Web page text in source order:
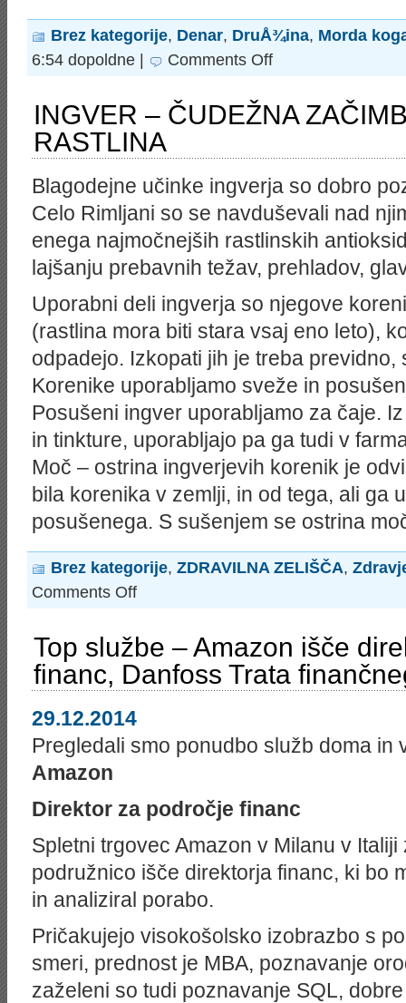
Brez kategorije, Denar, DruÅ¾ina, Morda
6:54 dopoldne |
Comments Offon
ljudi
z
INGVER – ČUDEŽNA
RASTLINA
Blagodejne učinke ingverja so dobro
Celo Rimljani so se navduševali nad
enega najmočnejših rastlinskih
lajšanju prebavnih težav, prehladov,
Uporabni deli ingverja so njegove
(rastlina mora biti stara vsaj eno leto),
odpadejo. Izkopati jih je treba previdno,
Korenike uporabljamo sveže in
Posušeni ingver uporabljamo za čaje.
in tinkture, uporabljajo pa ga tudi v
Moč – ostrina ingverjevih korenik je
bila korenika v zemlji, in od tega, ali ga
posušenega. S sušenjem se ostrina
Brez kategorije, ZDRAVILNA ZELIŠČA,
Comments Offon
ZAČIMBA
IN
ZDRAVILNA
RASTLINA
Top službe – Amazon išče
financ, Danfoss Trata
29.12.2014
Pregledali smo ponudbo služb doma in
Amazon
Direktor za področje financ
Spletni trgovec Amazon v Milanu v
podružnico išče direktorja financ, ki bo
in analiziral porabo.
Pričakujejo visokošolsko izobrazbo s
smeri, prednost je MBA, poznavanje
zaželeni so tudi poznavanje SQL,